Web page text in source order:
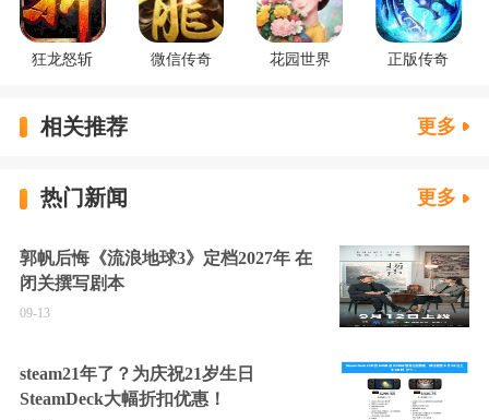
狂龙怒斩 微信传奇 花园世界 正版传奇
相关推荐 更多
热门新闻 更多
郭帆后悔《流浪地球3》定档2027年 在
闭关撰写剧本
09-13
steam21年了？为庆祝21岁生日
SteamDeck大幅折扣优惠！